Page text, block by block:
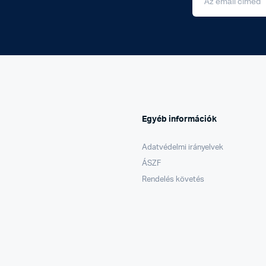
Egyéb információk
Adatvédelmi irányelvek
ÁSZF
Rendelés követés